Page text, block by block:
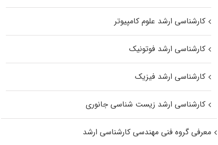
کارشناسی ارشد علوم کامپیوتر
کارشناسی ارشد فوتونیک
کارشناسی ارشد فیزیک
کارشناسی ارشد زیست‌ شناسی جانوری
معرفی گروه فنی مهندسی کارشناسی ارشد